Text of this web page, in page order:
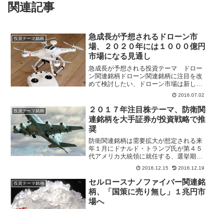
関連記事
投資テーマ銘柄
急成長が予想されるドローン市
場、２０２０年には１０００億円
市場になる見通し
急成長が予想される投資テーマ ドロー
ン関連銘柄ドローン関連銘柄に注目を改
めて検討したい、ドローン市場は新しい
産業分野で急成長が予想される市場。ド
ローンにはＧＰＳシステム、映像、カメ
ラ、モーター、軽量化ボディなど高度な
技術が要する。まだ開発分...
2016.07.02
投資テーマ銘柄
２０１７年注目株テーマ、防衛関
連銘柄を大手証券が投資戦略で推
奨
防衛関連銘柄は需要拡大が想定される来
年１月にドナルド・トランプ氏が第４５
代アメリカ大統領に就任する、選挙期間
中に日米安保を揺るがすような発言で日
米安保条約に関心が高まっている。時と
して日本は近隣諸国からの国防の為、防
衛費が初の５兆円に増加し...
2016.12.15 2016.12.19
投資テーマ銘柄
セルロースナノファイバー関連銘
柄、「国策に売り無し」１兆円市
場へ